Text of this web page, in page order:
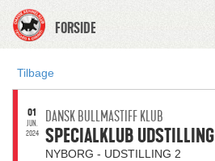
FORSIDE
Tilbage
01
JUN.
2024
DANSK BULLMASTIFF KLUB
SPECIALKLUB UDSTILLING
NYBORG - UDSTILLING 2